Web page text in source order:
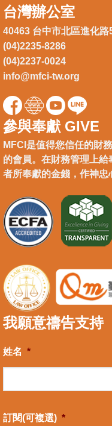
台灣辦公室
40463 台中市北區進化
(04)2235-8286
(04)2237-0024
info@mfci-tw.org
參與奉獻 GIVE
MFCI是值得您信任的財
的會員。在財務管理上
者所奉獻的金錢，作神忠
我願意禱告支持
姓名 *
訂閱(可複選) *